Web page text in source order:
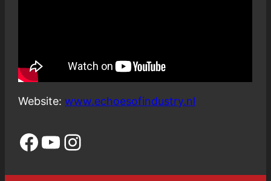
Website:www.echoesofindustry.nl
Facebook
YouTube
Instagram